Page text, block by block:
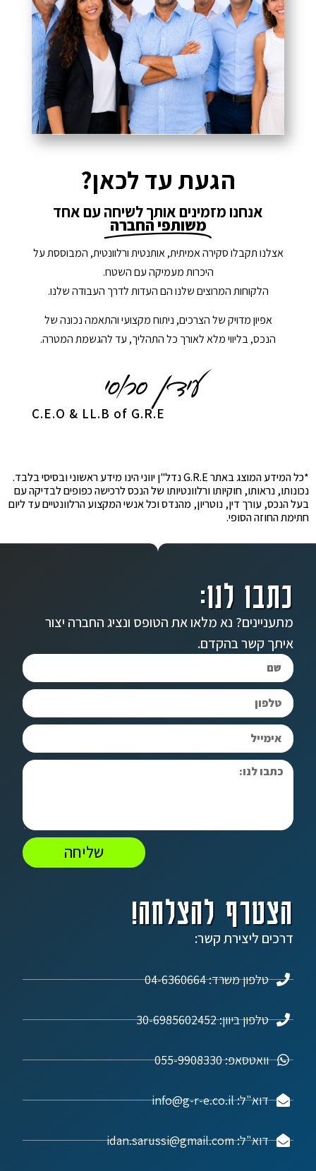
הגעת עד לכאן?
אנחנו מזמינים אותך לשיחה עם אחד
משותפי החברה
אצלנו תקבלו סקירה אמיתית, אותנטית ורלוונטית, המבוססת על
היכרות מעמיקה עם השטח.
הלקוחות המרוצים שלנו הם העדות לדרך העבודה שלנו.
אפיון מדויק של הצרכים, ניתוח מקצועי והתאמה נכונה של
הנכס, בליווי מלא לאורך כל התהליך, עד להגשמת המטרה.
C.E.O & LL.B of G.R.E
*כל המידע המוצג באתר G.R.E נדל"ן יווני הינו מידע ראשוני ובסיסי בלבד.
נכונותו, נראותו, חוקיותו ורלוונטיותו של הנכס לרכישה כפופים לבדיקה עם
בעל הנכס, עורך דין, נוטריון, מהנדס וכל אנשי המקצוע הרלוונטיים עד ליום
חתימת החוזה הסופי.
הצטרף להצלחה!
דרכים ליצירת קשר:
טלפון משרד: 04-6360664
טלפון ביוון: 30-6985602452
וואטסאפ: 055-9908330
דוא"ל: info@g-r-e.co.il
דוא"ל: idan.sarussi@gmail.com
כתבו לנו:
מתעניינים? נא מלאו את הטופס ונציג החברה יצור
איתך קשר בהקדם.
שליחה